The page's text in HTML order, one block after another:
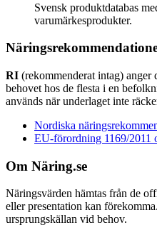
Svensk produktdatabas
varumärkesprodukter.
RI (rekommenderat intag) anger
behovet hos de flesta i en
används när underlaget inte
Nordiska
EU-förordning 1169/2011
Om Näring.se
Näringsvärden hämtas från de
eller presentation kan
ursprungskällan vid behov.